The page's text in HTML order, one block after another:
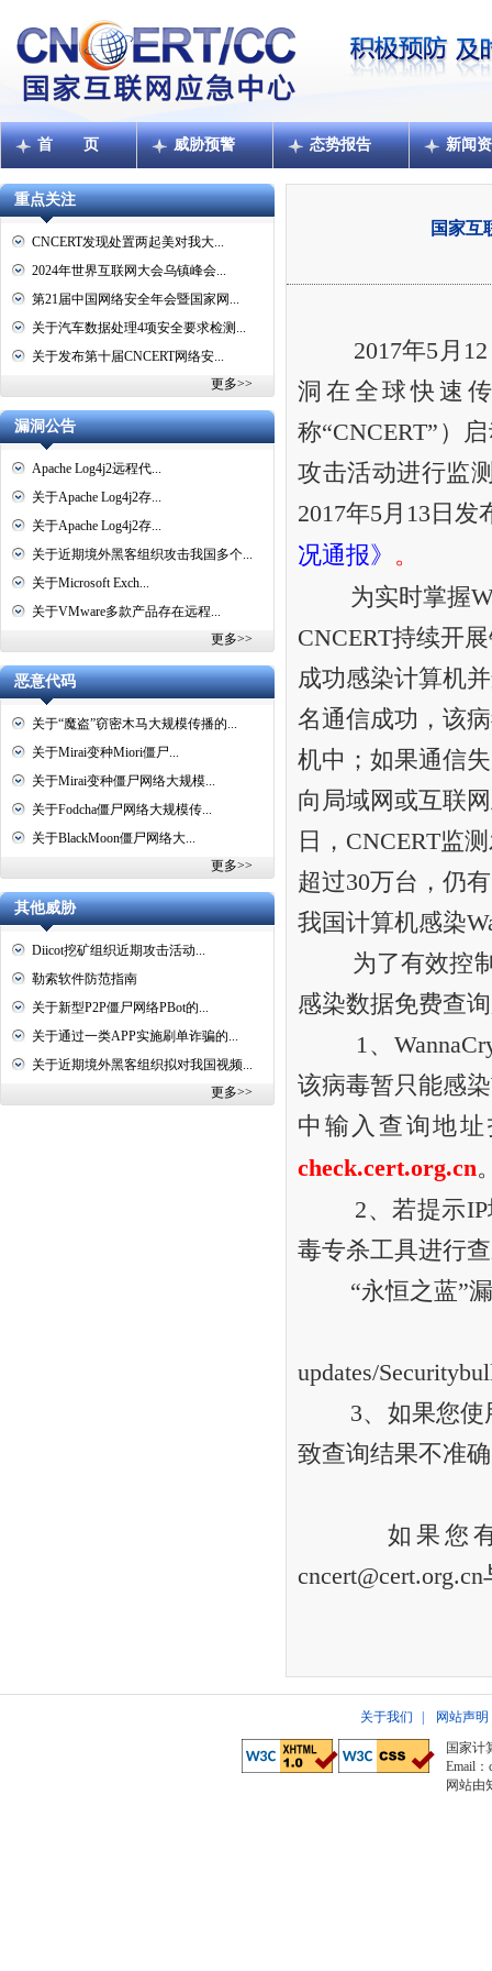
首 页 威胁预警 态势报告 新闻
重点关注
CNCERT发现处置两起美对我大...
2024年世界互联网大会乌镇峰会...
第21届中国网络安全年会暨国家网...
关于汽车数据处理4项安全要求检测...
关于发布第十届CNCERT网络安...
更多>>
漏洞公告
Apache Log4j2远程代...
关于Apache Log4j2存...
关于Apache Log4j2存...
关于近期境外黑客组织攻击我国多个...
关于Microsoft Exch...
关于VMware多款产品存在远程...
更多>>
恶意代码
关于“魔盗”窃密木马大规模传播的...
关于Mirai变种Miori僵尸...
关于Mirai变种僵尸网络大规模...
关于Fodcha僵尸网络大规模传...
关于BlackMoon僵尸网络大...
更多>>
其他威胁
Diicot挖矿组织近期攻击活动...
勒索软件防范指南
关于新型P2P僵尸网络PBot的...
关于通过一类APP实施刷单诈骗的...
关于近期境外黑客组织拟对我国视频...
更多>>
国家互
2017年5月12，
洞在全球快速
称“CNCERT”）
攻击活动进行监
2017年5月13日发
况通报》 。
为实时掌握
CNCERT持续开
成功感染计算机
名通信成功，该
机中；如果通信
向局域网或互联
日，CNCERT监
超过30万台，仍
我国计算机感染
为了有效控制
感染数据免费查
1、WannaCry
该病毒暂只能感
中输入查询地
check.cert.org.cn
2、若提示IP地
毒专杀工具进行
“永恒之蓝”漏
updates/
3、如果您使用
致查询结果不准
如果您有意
关于我们
网站声明
国家计
Email
网站由